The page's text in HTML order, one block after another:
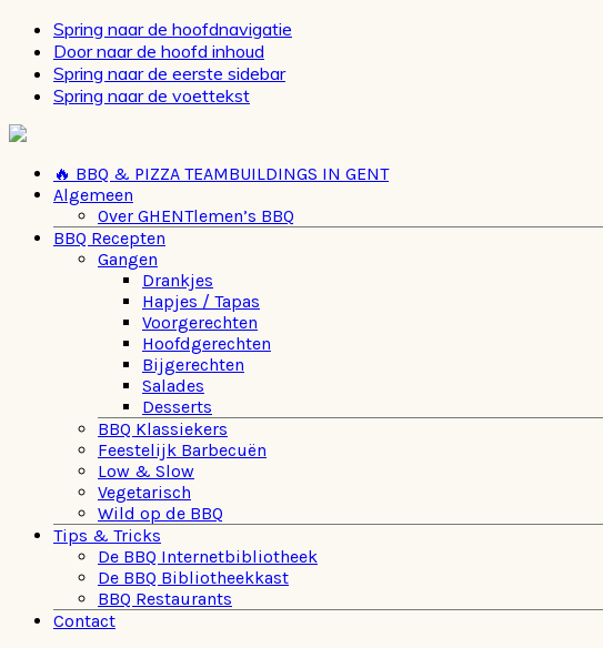
Spring naar de hoofdnavigatie
Door naar de hoofd inhoud
Spring naar de eerste sidebar
Spring naar de voettekst
🔥 BBQ & PIZZA TEAMBUILDINGS IN GENT
Algemeen
Over GHENTlemen’s BBQ
BBQ Recepten
Gangen
Drankjes
Hapjes / Tapas
Voorgerechten
Hoofdgerechten
Bijgerechten
Salades
Desserts
BBQ Klassiekers
Feestelijk Barbecuën
Low & Slow
Vegetarisch
Wild op de BBQ
Tips & Tricks
De BBQ Internetbibliotheek
De BBQ Bibliotheekkast
BBQ Restaurants
Contact